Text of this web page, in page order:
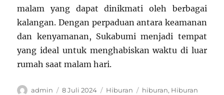
malam yang dapat dinikmati oleh berbagai
kalangan. Dengan perpaduan antara keamanan
dan kenyamanan, Sukabumi menjadi tempat
yang ideal untuk menghabiskan waktu di luar
rumah saat malam hari.
Author
admin
Posted
8 Juli 2024 Categories
Hiburan Tags
hiburan, Hiburan